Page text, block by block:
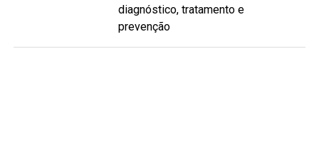
diagnóstico, tratamento e
prevenção